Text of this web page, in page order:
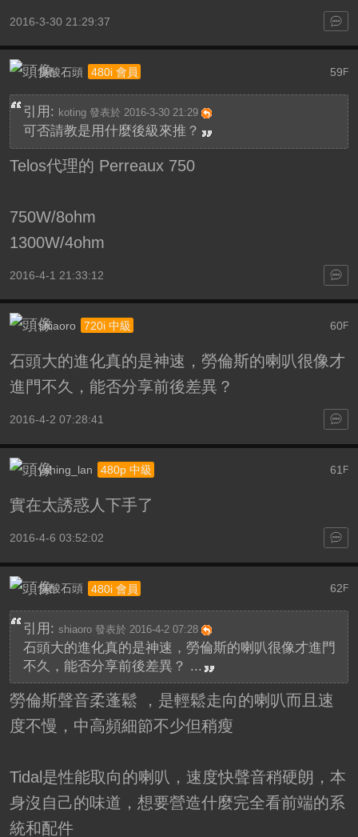
2016-3-30 21:29:37
59 F
臭酸石頭 480i 會員
引用: koting 發表於 2016-3-30 21:29
可否請教是用什麼後級來推？
Telos代理的 Perreaux 750
750W/8ohm
1300W/4ohm
2016-4-1 21:33:12
60F
shiaoro 720i 中級
石頭大的進化真的是神速，勞倫斯的喇叭很像才
進門不久，能否分享前後差異？
2016-4-2 07:28:41
61 F
yshing_lan 480p 中級
實在太誘惑人下手了
2016-4-6 03:52:02
62 F
臭酸石頭 480i 會員
引用: shiaoro 發表於 2016-4-2 07:28
石頭大的進化真的是神速，勞倫斯的喇叭很像才進門
不久，能否分享前後差異？ ...
勞倫斯聲音柔蓬鬆 ，是輕鬆走向的喇叭而且速
度不慢，中高頻細節不少但稍瘦
Tidal是性能取向的喇叭，速度快聲音稍硬朗，本
身沒自己的味道，想要營造什麼完全看前端的系
統和配件